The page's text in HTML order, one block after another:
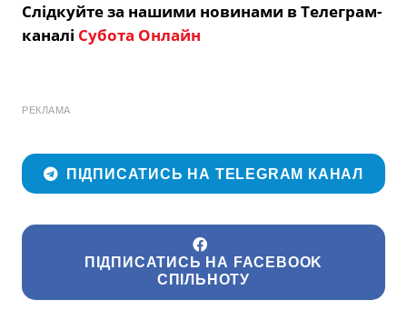
Слідкуйте за нашими новинами в Телеграм-
каналі Субота Онлайн
РЕКЛАМА
ПІДПИСАТИСЬ НА TELEGRAM КАНАЛ
ПІДПИСАТИСЬ НА FACEBOOK
СПІЛЬНОТУ